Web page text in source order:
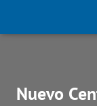
Nuevo